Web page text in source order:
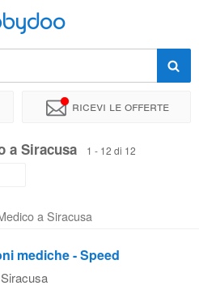
Ricevi le offerte
a Siracusa
1 - 12 di 12
a Siracusa
mediche - Speed